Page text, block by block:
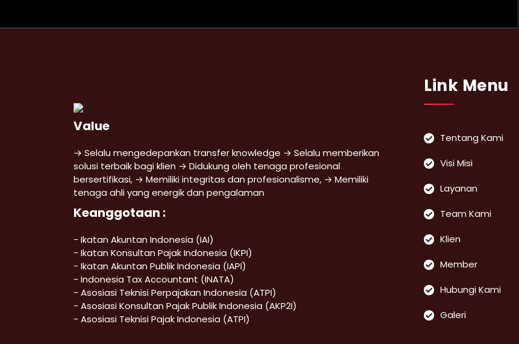
Value
→ Selalu mengedepankan transfer knowledge → Selalu memberikan
solusi terbaik bagi klien → Didukung oleh tenaga profesional
bersertifikasi, → Memiliki integritas dan profesionalisme, → Memiliki
tenaga ahli yang energik dan pengalaman
Keanggotaan :
- Ikatan Akuntan Indonesia (IAI)
- Ikatan Konsultan Pajak Indonesia (IKPI)
- Ikatan Akuntan Publik Indonesia (IAPI)
- Indonesia Tax Accountant (INATA)
- Asosiasi Teknisi Perpajakan Indonesia (ATPI)
- Asosiasi Konsultan Pajak Publik Indonesia (AKP2I)
- Asosiasi Teknisi Pajak Indonesia (ATPI)
Link Menu
Tentang Kami
Visi Misi
Layanan
Team Kami
Klien
Member
Hubungi Kami
Galeri